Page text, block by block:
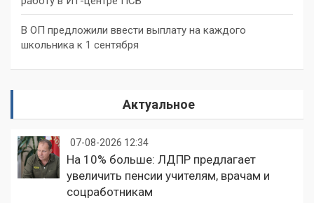
В ОП предложили ввести выплату на каждого
школьника к 1 сентября
Актуальное
07-08-2026 12:34
На 10% больше: ЛДПР предлагает
увеличить пенсии учителям, врачам и
соцработникам